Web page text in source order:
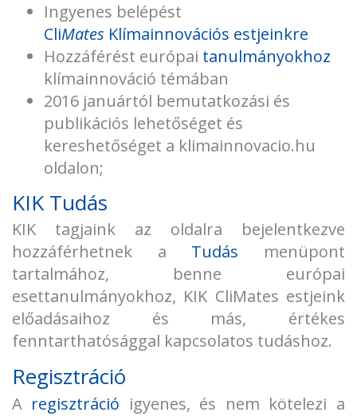
Ingyenes belépést
CliMates Klímainnovációs estjeinkre
Hozzáférést európai tanulmányokhoz
klímainnováció témában
2016 januártól bemutatkozási és
publikációs lehetőséget és
kereshetőséget a klimainnovacio.hu
oldalon;
KIK Tudás
KIK tagjaink az oldalra bejelentkezve
hozzáférhetnek a Tudás menüpont
tartalmához, benne európai
esettanulmányokhoz, KIK CliMates estjeink
előadásaihoz és más, értékes
fenntarthatósággal kapcsolatos tudáshoz.
Regisztráció
A regisztráció igyenes, és nem kötelezi a